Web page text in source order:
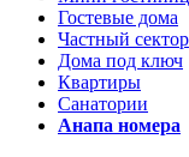
Гостевые дома
Частный сектор
Дома под ключ
Квартиры
Санатории
Анапа номера